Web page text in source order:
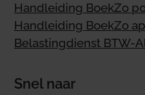
Handleiding BoekZo
Handleiding BoekZo
Belastingdienst BTW-
Snel naar